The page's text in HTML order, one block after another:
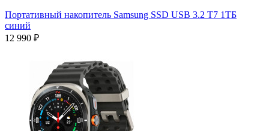
Портативный накопитель Samsung SSD USB 3.2 T7 1ТБ
синий
12 990 ₽